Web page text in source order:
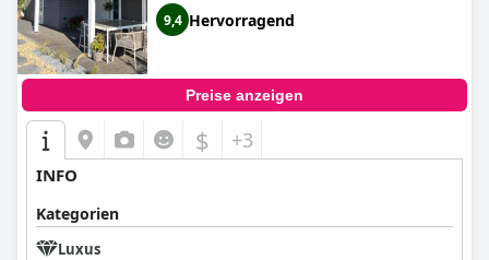
9,4 Hervorragend
Preise anzeigen
$ +3
INFO
Kategorien
Luxus